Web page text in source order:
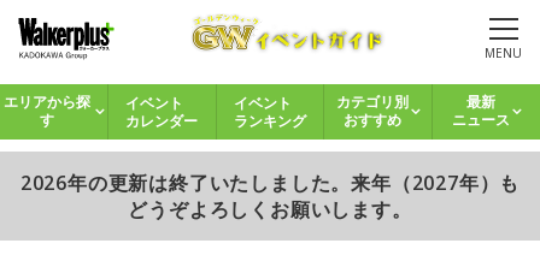
MENU
エリアから探
す
イベント
カレンダー
イベント
ランキング
カテゴリ別
おすすめ
最新
ニュース
2026年の更新は終了いたしました。来年（2027年）も
どうぞよろしくお願いします。